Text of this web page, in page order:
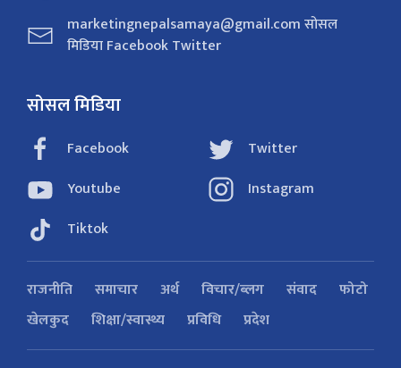
marketingnepalsamaya@gmail.com सोसल
मिडिया Facebook Twitter
सोसल मिडिया
Facebook
Twitter
Youtube
Instagram
Tiktok
राजनीति समाचार अर्थ विचार/ब्लग संवाद
फोटो
खेलकुद
शिक्षा/स्वास्थ्य प्रविधि प्रदेश